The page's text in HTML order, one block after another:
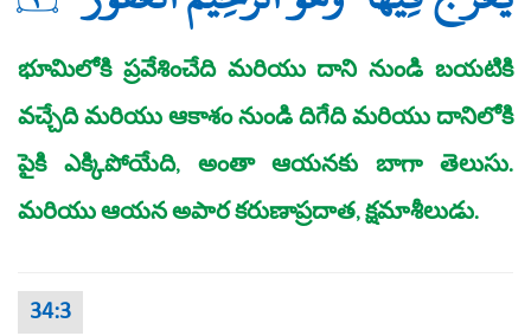
భూమిలోకి ప్రవేశించేది మరియు దాని నుండి బయటికి
వచ్చేది మరియు ఆకాశం నుండి దిగేది మరియు దానిలోకి
పైకి ఎక్కిపోయేది, అంతా ఆయనకు బాగా తెలుసు.
మరియు ఆయన అపార కరుణాప్రదాత, క్షమాశీలుడు.
34:3